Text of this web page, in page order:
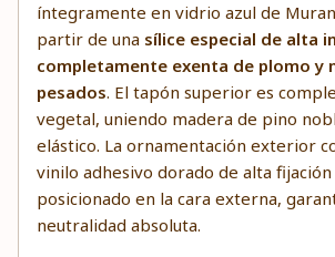
íntegramente en vidrio azul de
partir de una sílice especial de alta
completamente exenta de plomo y
pesados. El tapón superior es
vegetal, uniendo madera de pino
elástico. La ornamentación exterior
vinilo adhesivo dorado de alta
posicionado en la cara externa,
neutralidad absoluta.